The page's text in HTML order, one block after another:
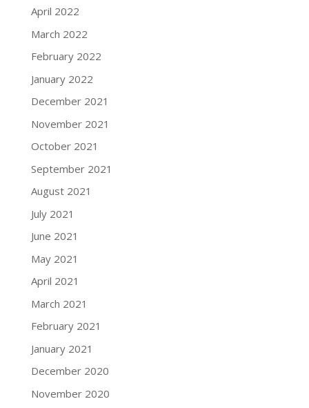
April 2022
March 2022
February 2022
January 2022
December 2021
November 2021
October 2021
September 2021
August 2021
July 2021
June 2021
May 2021
April 2021
March 2021
February 2021
January 2021
December 2020
November 2020